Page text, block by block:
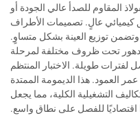
المقاوم للصدأ عالي الجودة أو
كيميائي عالٍ. تصميمات الأطراف
توزيع العينة بشكل متساوٍ.
تحت ظروف مختلفة لمرحلة
لفترات طويلة. الاختبار المنتظم
العمود. هذا الديمومة الممتدة
التشغيلية الكلية، مما يجعل
اقتصاديًا للفصل على نطاق واسع.